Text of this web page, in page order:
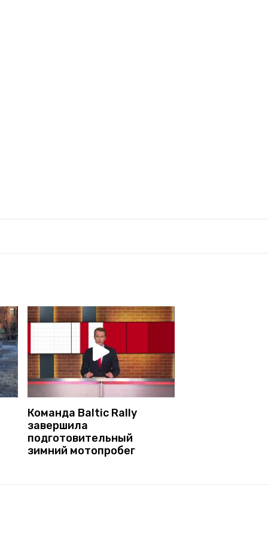
Команда Baltic Rally
завершила
подготовительный
зимний мотопробег